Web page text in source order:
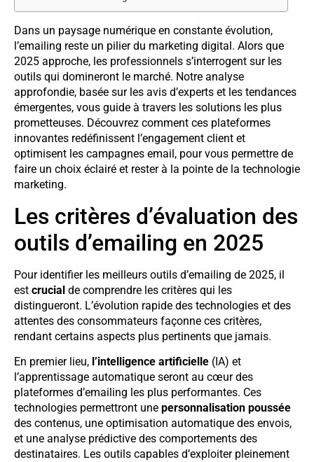
Dans un paysage numérique en constante évolution,
l’emailing reste un pilier du marketing digital. Alors que
2025 approche, les professionnels s’interrogent sur les
outils qui domineront le marché. Notre analyse
approfondie, basée sur les avis d’experts et les tendances
émergentes, vous guide à travers les solutions les plus
prometteuses. Découvrez comment ces plateformes
innovantes redéfinissent l’engagement client et
optimisent les campagnes email, pour vous permettre de
faire un choix éclairé et rester à la pointe de la technologie
marketing.
Les critères d’évaluation des
outils d’emailing en 2025
Pour identifier les meilleurs outils d’emailing de 2025, il
est crucial de comprendre les critères qui les
distingueront. L’évolution rapide des technologies et des
attentes des consommateurs façonne ces critères,
rendant certains aspects plus pertinents que jamais.
En premier lieu, l’intelligence artificielle (IA) et
l’apprentissage automatique seront au cœur des
plateformes d’emailing les plus performantes. Ces
technologies permettront une personnalisation poussée
des contenus, une optimisation automatique des envois,
et une analyse prédictive des comportements des
destinataires. Les outils capables d’exploiter pleinement